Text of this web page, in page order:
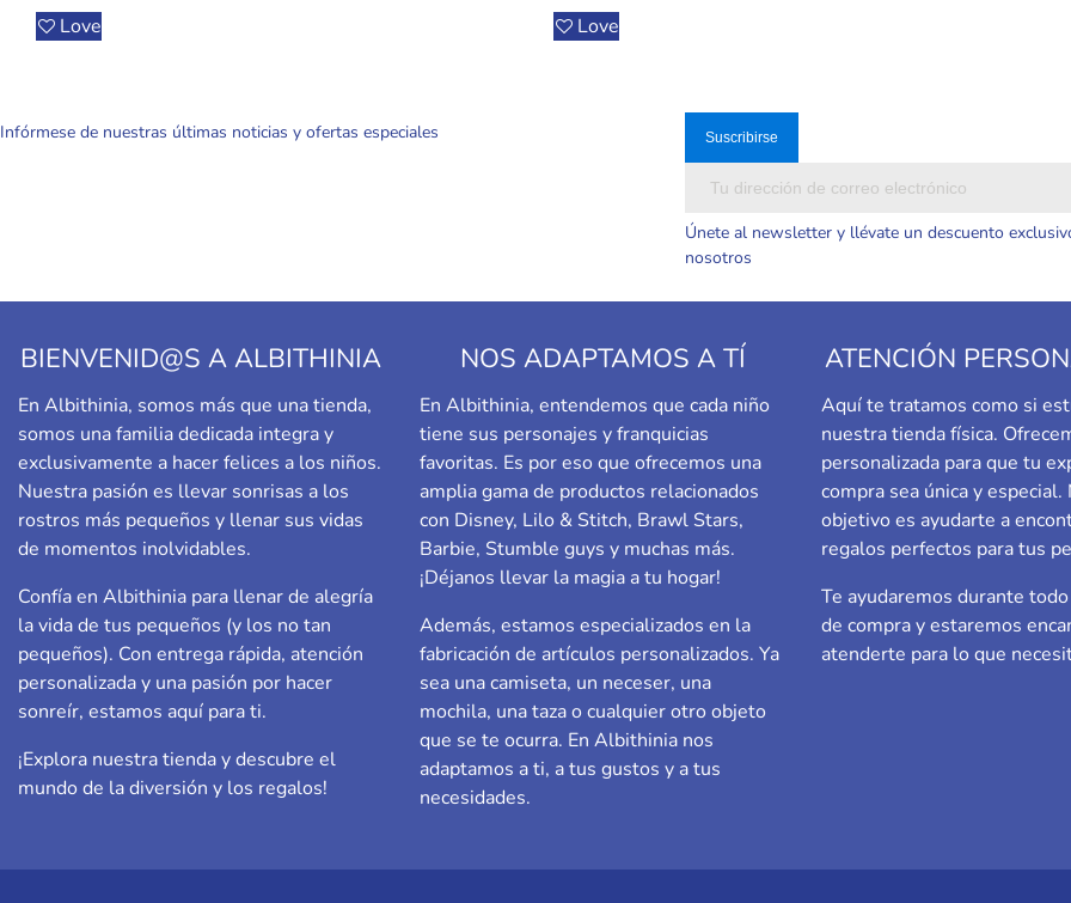
Love
Love
Infórmese de nuestras últimas noticias y ofertas especiales
Únete al newsletter y llévate un descuento
nosotros
BIENVENID@S A ALBITHINIA
En Albithinia, somos más que una tienda,
somos una familia dedicada integra y
exclusivamente a hacer felices a los niños.
Nuestra pasión es llevar sonrisas a los
rostros más pequeños y llenar sus vidas
de momentos inolvidables.
Confía en Albithinia para llenar de alegría
la vida de tus pequeños (y los no tan
pequeños). Con entrega rápida, atención
personalizada y una pasión por hacer
sonreír, estamos aquí para ti.
¡Explora nuestra tienda y descubre el
mundo de la diversión y los regalos!
NOS ADAPTAMOS A TÍ
En Albithinia, entendemos que cada niño
tiene sus personajes y franquicias
favoritas. Es por eso que ofrecemos una
amplia gama de productos relacionados
con Disney, Lilo & Stitch, Brawl Stars,
Barbie, Stumble guys y muchas más.
¡Déjanos llevar la magia a tu hogar!
Además, estamos especializados en la
fabricación de artículos personalizados. Ya
sea una camiseta, un neceser, una
mochila, una taza o cualquier otro objeto
que se te ocurra. En Albithinia nos
adaptamos a ti, a tus gustos y a tus
necesidades.
ATENCIÓN
Aquí te tratamos como si
nuestra tienda física.
personalizada para que tu
compra sea única y
objetivo es ayudarte a
regalos perfectos para tus
Te ayudaremos durante
de compra y estaremos
atenderte para lo que